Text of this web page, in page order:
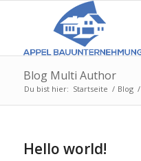
Blog Multi Author
Du bist hier: Startseite / Blog /
Hello world!